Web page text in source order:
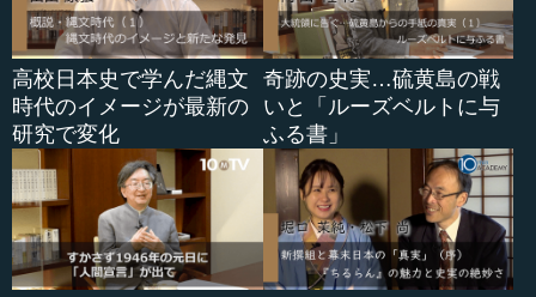
高校日本史で学んだ縄文
時代のイメージが最新の
研究で変化
奇跡の史実…硫黄島の戦
いと「ルーズベルトに与
ふる書」